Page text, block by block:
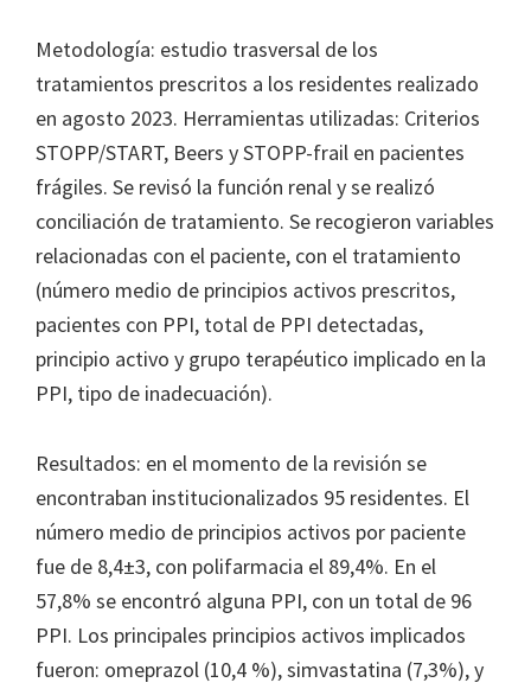
Metodología: estudio trasversal de los
tratamientos prescritos a los residentes realizado
en agosto 2023. Herramientas utilizadas: Criterios
STOPP/START, Beers y STOPP-frail en pacientes
frágiles. Se revisó la función renal y se realizó
conciliación de tratamiento. Se recogieron variables
relacionadas con el paciente, con el tratamiento
(número medio de principios activos prescritos,
pacientes con PPI, total de PPI detectadas,
principio activo y grupo terapéutico implicado en la
PPI, tipo de inadecuación).
Resultados: en el momento de la revisión se
encontraban institucionalizados 95 residentes. El
número medio de principios activos por paciente
fue de 8,4±3, con polifarmacia el 89,4%. En el
57,8% se encontró alguna PPI, con un total de 96
PPI. Los principales principios activos implicados
fueron: omeprazol (10,4 %), simvastatina (7,3%), y